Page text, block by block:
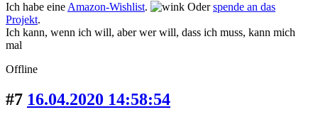
Ich habe eine Amazon-Wishlist. Oderspende an das
Projekt.
Ich kann, wenn ich will, aber wer will, dass ich muss, kann mich
mal
Offline
#7 16.04.2020 14:58:54